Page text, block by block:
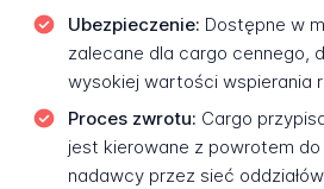
Ubezpieczenie: Dostępne w
zalecane dla cargo cennego,
wysokiej wartości wspierania
Proces zwrotu: Cargo
jest kierowane z powrotem do
nadawcy przez sieć